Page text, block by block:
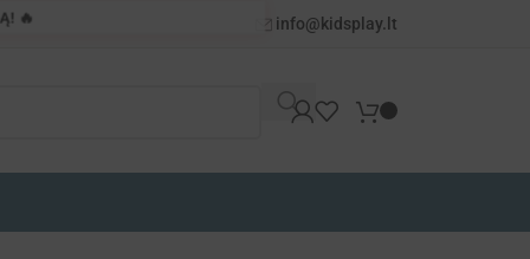
🔥 info@kidsplay.lt